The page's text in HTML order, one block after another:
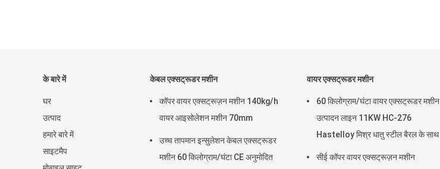
के बारे में
घर
उत्पाद
हमारे बारे में
साइटमैप
केबल एक्सट्रूडर मशीन
कॉपर वायर एक्सट्रूज़न मशीन 140kg/h
वायर आइसोलेशन मशीन 70mm
उच्च तापमान इन्सुलेशन केबल एक्सट्रूडर
मशीन 60 किलोग्राम/घंटा CE अनुमोदित
वायर एक्सट्रूडर मशीन
60 किलोग्राम/घंटा वायर एक्सट्रूडर मशीन
उत्पादन लाइन 11KW HC-276
Hastelloy मिश्र धातु स्टील बैरल के साथ
सीई कॉपर वायर एक्सट्रूज़न मशीन